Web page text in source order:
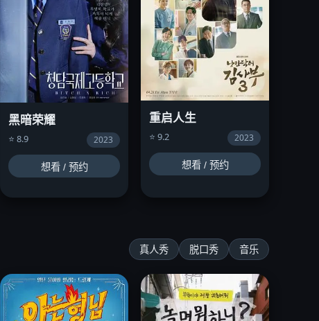
黑暗荣耀
⭐ 8.9 2023
想看 / 预约
重启人生
⭐ 9.2 2023
想看 / 预约
真人秀 脱口秀 音乐